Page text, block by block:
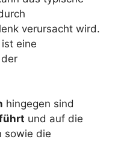
verursacht wird.
eine
hingegen sind
und auf die
sowie die